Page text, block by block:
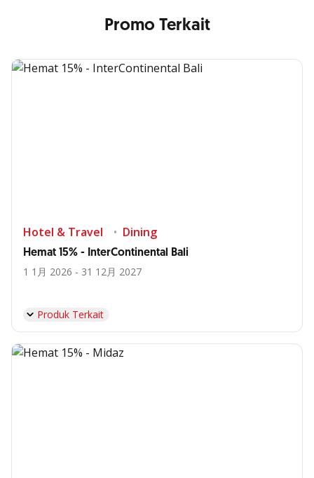
Promo Terkait
Hotel & Travel Dining
Hemat 15% - InterContinental Bali
1 1月 2026 - 31 12月 2027
Produk Terkait